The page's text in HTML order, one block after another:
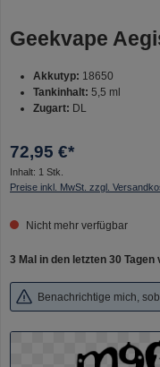
Geekvape
Akkutyp: 18650
Tankinhalt: 5,5 ml
Zugart: DL
72,95 €*
Inhalt: 1 Stk.
Preise inkl. MwSt. zzgl.
Nicht mehr verfügbar
3 Mal in den letzten 30 Tagen
Benachrichtige mich,